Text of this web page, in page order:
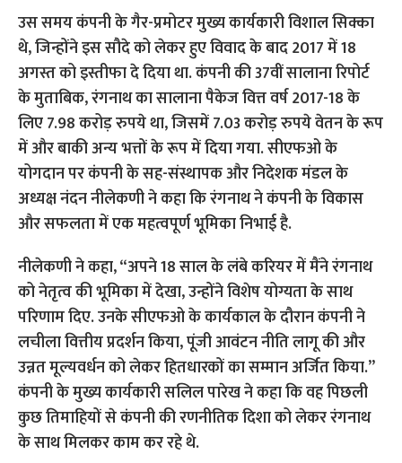
उस समय कंपनी के गैर-प्रमोटर मुख्य कार्यकारी विशाल सिक्का
थे, जिन्होंने इस सौदे को लेकर हुए विवाद के बाद 2017 में 18
अगस्त को इस्तीफा दे दिया था. कंपनी की 37वीं सालाना रिपोर्ट
के मुताबिक, रंगनाथ का सालाना पैकेज वित्त वर्ष 2017-18 के
लिए 7.98 करोड़ रुपये था, जिसमें 7.03 करोड़ रुपये वेतन के रूप
में और बाकी अन्य भत्तों के रूप में दिया गया. सीएफओ के
योगदान पर कंपनी के सह-संस्थापक और निदेशक मंडल के
अध्यक्ष नंदन नीलेकणी ने कहा कि रंगनाथ ने कंपनी के विकास
और सफलता में एक महत्वपूर्ण भूमिका निभाई है.
नीलेकणी ने कहा, “अपने 18 साल के लंबे करियर में मैंने रंगनाथ
को नेतृत्व की भूमिका में देखा, उन्होंने विशेष योग्यता के साथ
परिणाम दिए. उनके सीएफओ के कार्यकाल के दौरान कंपनी ने
लचीला वित्तीय प्रदर्शन किया, पूंजी आवंटन नीति लागू की और
उन्नत मूल्यवर्धन को लेकर हितधारकों का सम्मान अर्जित किया.”
कंपनी के मुख्य कार्यकारी सलिल पारेख ने कहा कि वह पिछली
कुछ तिमाहियों से कंपनी की रणनीतिक दिशा को लेकर रंगनाथ
के साथ मिलकर काम कर रहे थे.